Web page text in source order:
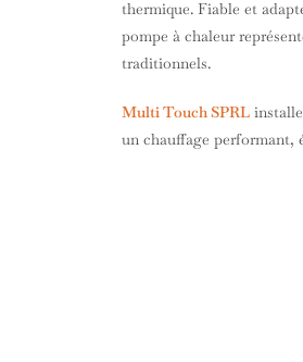
thermique. Fiable et
pompe à chaleur
traditionnels.
Multi Touch SPRL
un chauffage performant,